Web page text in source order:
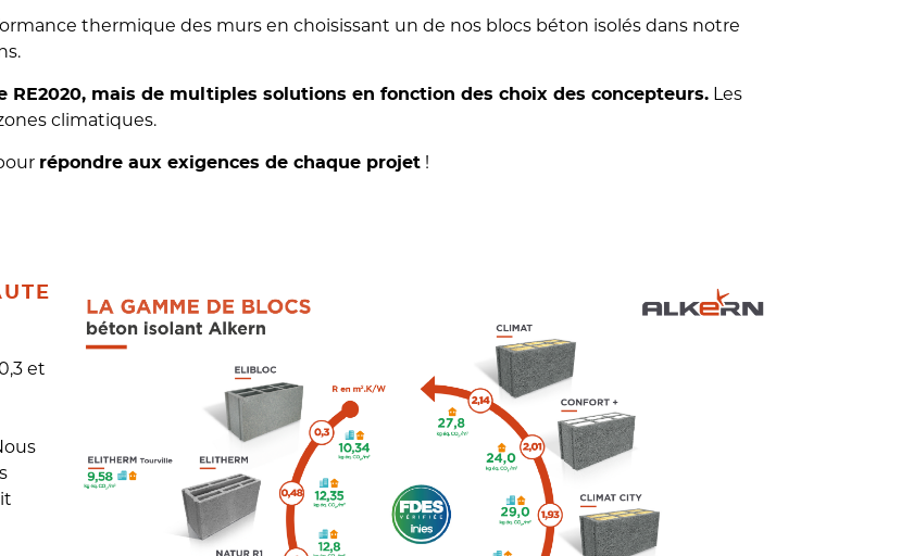
thermique des murs en choisissant un de nos blocs béton isolés dans notre
RE2020, mais de multiples solutions en fonction des choix des concepteurs. Les
climatiques.
répondre aux exigences de chaque projet !
et